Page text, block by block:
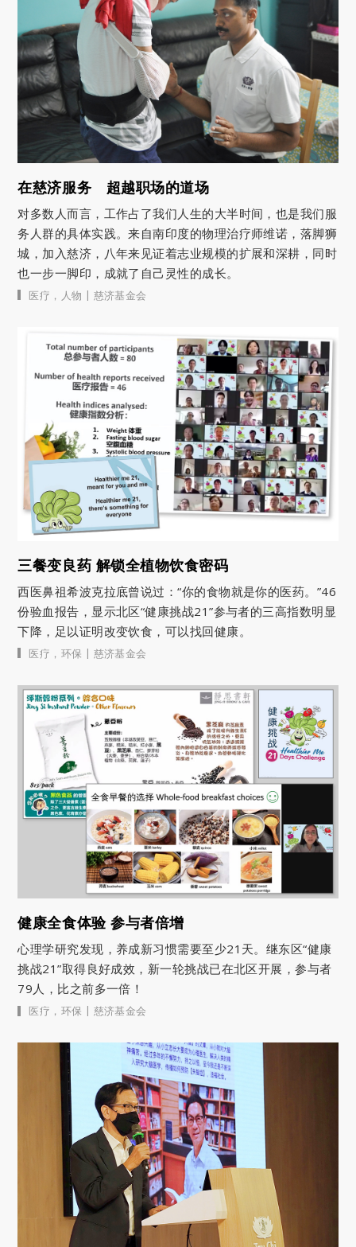
在慈济服务 超越职场的道场
对多数人而言，工作占了我们人生的大半时间，也是我们服
务人群的具体实践。来自南印度的物理治疗师维诺，落脚狮
城，加入慈济，八年来见证着志业规模的扩展和深耕，同时
也一步一脚印，成就了自己灵性的成长。
医疗 ， 人物 | 慈济基金会
三餐变良药 解锁全植物饮食密码
西医鼻祖希波克拉底曾说过：“你的食物就是你的医药。”46
份验血报告，显示北区“健康挑战21”参与者的三高指数明显
下降，足以证明改变饮食，可以找回健康。
医疗 ， 环保 | 慈济基金会
健康全食体验 参与者倍增
心理学研究发现，养成新习惯需要至少21天。继东区“健康
挑战21”取得良好成效，新一轮挑战已在北区开展，参与者
79人，比之前多一倍！
医疗 ， 环保 | 慈济基金会